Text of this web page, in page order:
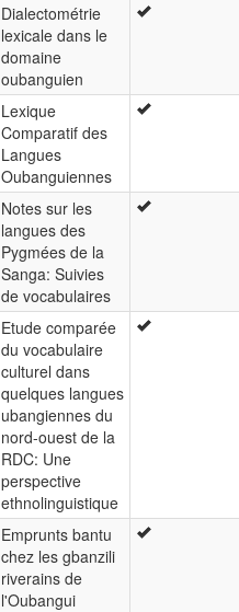
Dialectométrie
lexicale dans le
domaine
oubanguien
Lexique
Comparatif des
Langues
Oubanguiennes
Notes sur les
langues des
Pygmées de la
Sanga: Suivies
de vocabulaires
Etude comparée
du vocabulaire
culturel dans
quelques langues
ubangiennes du
nord-ouest de la
RDC: Une
perspective
ethnolinguistique
Emprunts bantu
chez les gbanzili
riverains de
l'Oubangui